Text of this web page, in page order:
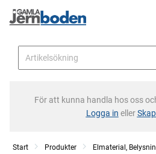
För att kunna handla hos oss
Logga in eller
Start Produkter
Elmaterial,